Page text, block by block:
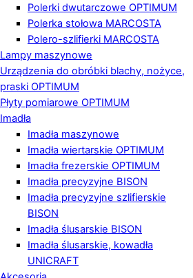
Polerki dwutarczowe OPTIMUM
Polerka stołowa MARCOSTA
Polero-szlifierki MARCOSTA
Lampy maszynowe
Urządzenia do obróbki blachy, nożyce,
praski OPTIMUM
Płyty pomiarowe OPTIMUM
Imadła
Imadła maszynowe
Imadła wiertarskie OPTIMUM
Imadła frezerskie OPTIMUM
Imadła precyzyjne BISON
Imadła precyzyjne szlifierskie
BISON
Imadła ślusarskie BISON
Imadła ślusarskie, kowadła
UNICRAFT